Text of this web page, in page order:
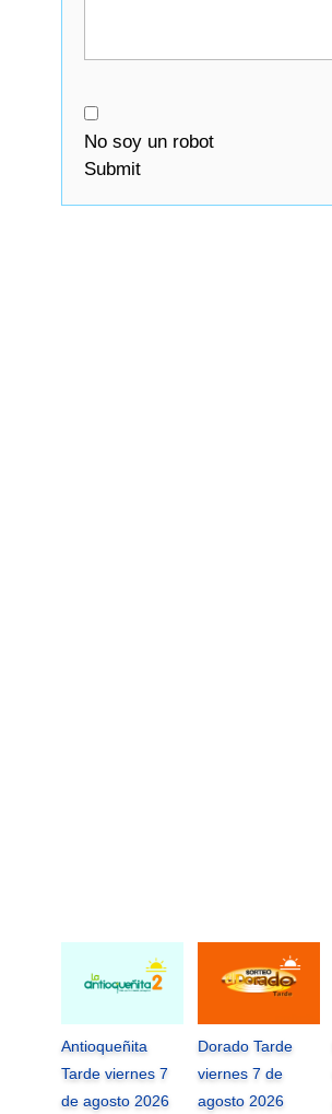
No soy un robot
Submit
Antioqueñita
Tarde viernes 7
de agosto 2026
Dorado Tarde
viernes 7 de
agosto 2026